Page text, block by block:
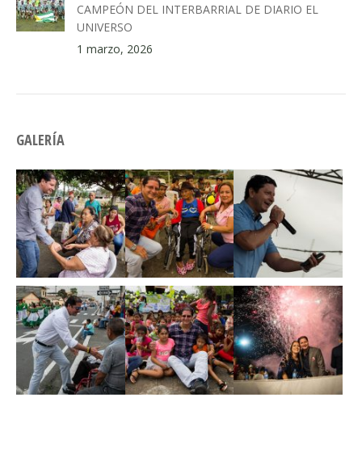
CAMPEÓN DEL INTERBARRIAL DE DIARIO EL
UNIVERSO
1 marzo, 2026
GALERÍA